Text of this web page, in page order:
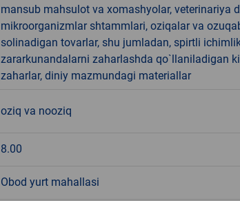
mansub mahsulot va xomashyolar, veterinariya
mikroorganizmlar shtammlari, oziqalar va
solinadigan tovarlar, shu jumladan, spirtli
zararkunandalarni zaharlashda qo`llaniladigan
zaharlar, diniy mazmundagi materiallar
oziq va nooziq
8.00
Obod yurt mahallasi